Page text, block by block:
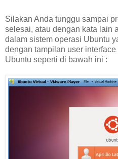
Silakan Anda tunggu sampai
selesai, atau dengan kata lain
dalam sistem operasi Ubuntu
dengan tampilan user
Ubuntu seperti di bawah ini :